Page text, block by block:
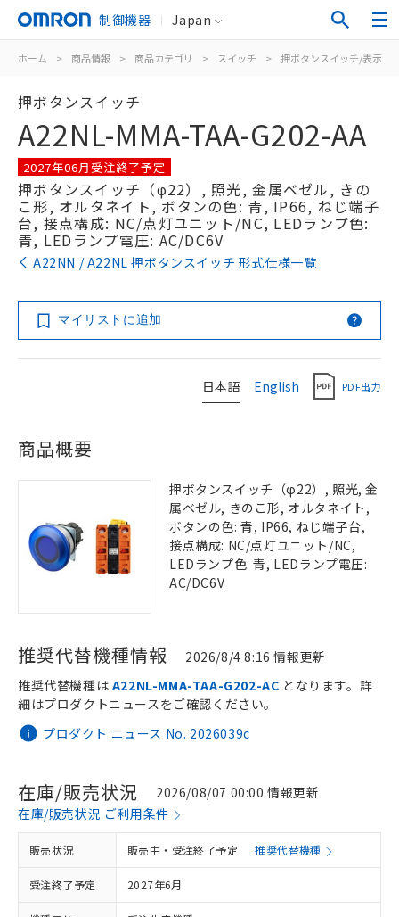
制御機器 Japan
ホーム > 商品情報 > 商品カテゴリ > スイッチ > 押ボタンスイッチ/表示灯
押ボタンスイッチ
A22NL-MMA-TAA-G202-AA
2027年06月受注終了予定
押ボタンスイッチ（φ22）, 照光, 金属ベゼル, きの
こ形, オルタネイト, ボタンの色: 青, IP66, ねじ端子
台, 接点構成: NC/点灯ユニット/NC, LEDランプ色:
青, LEDランプ電圧: AC/DC6V
A22NN / A22NL 押ボタンスイッチ 形式仕様一覧
マイリストに追加
日本語 English PDF出力
商品概要
押ボタンスイッチ（φ22）, 照光, 金
属ベゼル, きのこ形, オルタネイト,
ボタンの色: 青, IP66, ねじ端子台,
接点構成: NC/点灯ユニット/NC,
LEDランプ色: 青, LEDランプ電圧:
AC/DC6V
推奨代替機種情報 2026/8/4 8:16 情報更新
プロダクト ニュース No. 2026039c
推奨代替機種は A22NL-MMA-TAA-G202-AC となります。詳
細はプロダクトニュースをご確認ください。
在庫/販売状況
2026/08/07 00:00 情報更新
在庫/販売状況 ご利用条件
販売状況 販売中・受注終了予定 推奨代替機種
受注終了予定 2027年6月